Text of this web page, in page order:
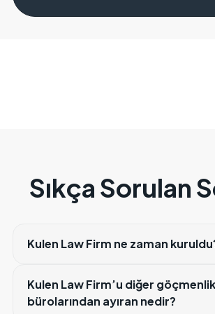
Sıkça Sorulan
Kulen Law Firm ne zaman
yana ABD göçmenlik hukuku alanında
Kulen Law Firm’u diğer göçmenlik
bürolarından ayıran nedir?